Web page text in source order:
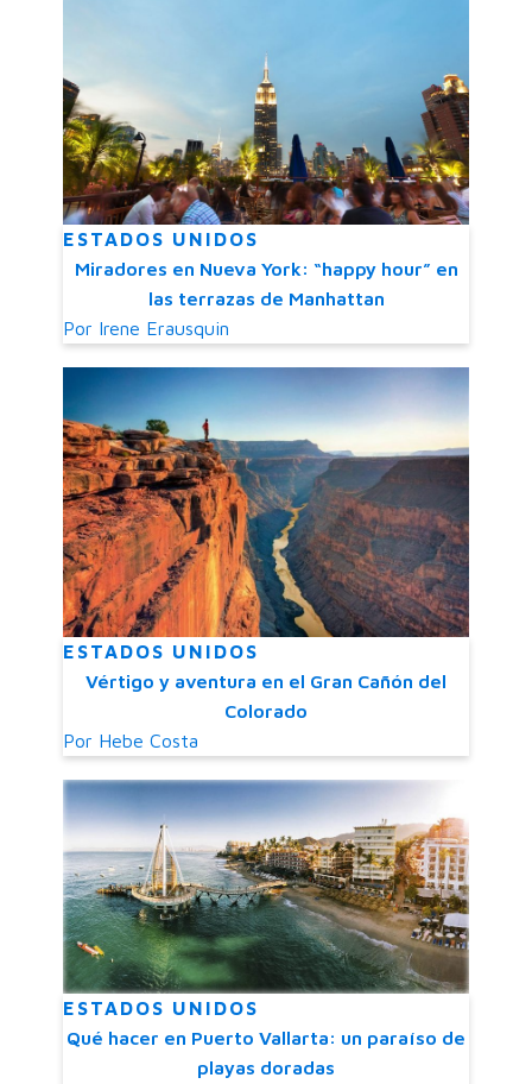
ESTADOS UNIDOS
Miradores en Nueva York: “happy hour” en
las terrazas de Manhattan
Por Irene Erausquin
ESTADOS UNIDOS
Vértigo y aventura en el Gran Cañón del
Colorado
Por Hebe Costa
ESTADOS UNIDOS
Qué hacer en Puerto Vallarta: un paraíso de
playas doradas